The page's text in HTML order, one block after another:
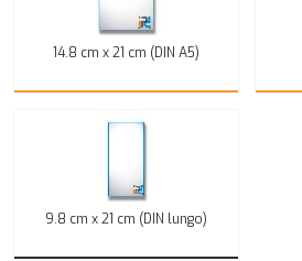
14.8 cm x 21 cm (DIN A5)
9.8 cm x 21 cm (DIN lungo)